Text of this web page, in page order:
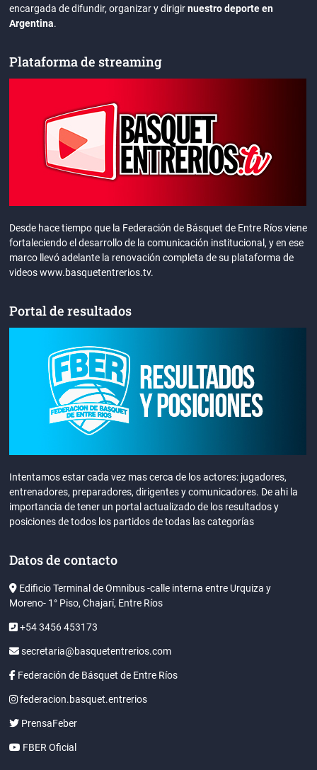
encargada de difundir, organizar y dirigirnuestro deporte en
Argentina.
Plataforma de streaming
Desde hace tiempo que la Federación de Básquet de Entre Ríos viene
fortaleciendo el desarrollo de la comunicación institucional, y en ese
marco llevó adelante la renovación completa de su plataforma de
videos www.basquetentrerios.tv.
Portal de resultados
Intentamos estar cada vez mas cerca de los actores: jugadores,
entrenadores, preparadores, dirigentes y comunicadores. De ahi la
importancia de tener un portal actualizado de los resultados y
posiciones de todos los partidos de todas las categorías
Datos de contacto
Edificio Terminal de Omnibus -calle interna entre Urquiza y
Moreno- 1° Piso, Chajarí, Entre Ríos
+54 3456 453173
secretaria@basquetentrerios.com
Federación de Básquet de Entre Ríos
federacion.basquet.entrerios
PrensaFeber
FBER Oficial